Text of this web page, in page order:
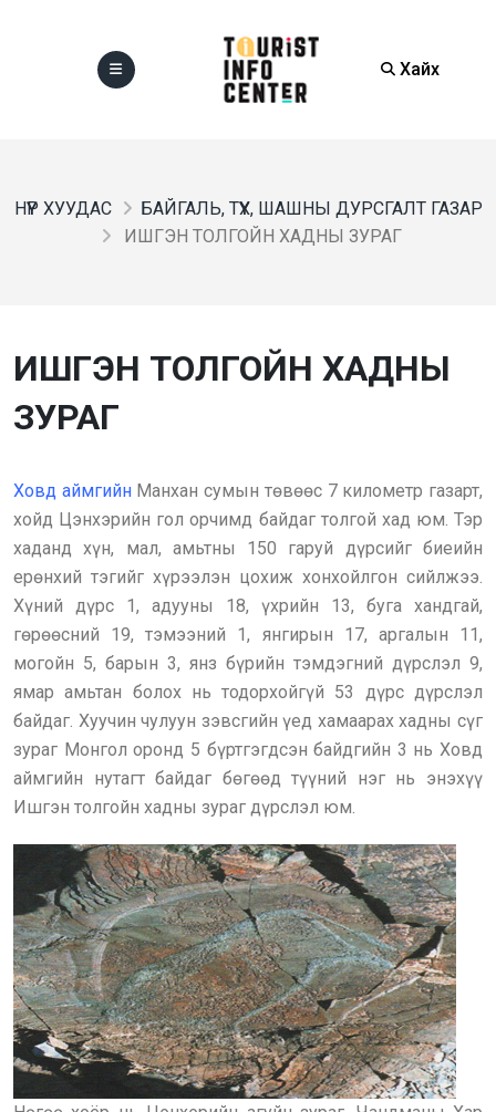
Хайх
НҮҮР ХУУДАС
БАЙГАЛЬ, ТҮҮХ, ШАШНЫ ДУРСГАЛТ ГАЗАР
ИШГЭН ТОЛГОЙН ХАДНЫ ЗУРАГ
ИШГЭН ТОЛГОЙН ХАДНЫ
ЗУРАГ
Ховд аймгийнМанхан сумын төвөөс 7 километр газарт,
хойд Цэнхэрийн гол орчимд байдаг толгой хад юм. Тэр
хаданд хүн, мал, амьтны 150 гаруй дүрсийг биеийн
ерөнхий тэгийг хүрээлэн цохиж хонхойлгон сийлжээ.
Хүний дүрс 1, адууны 18, үхрийн 13, буга хандгай,
гөрөөсний 19, тэмээний 1, янгирын 17, аргалын 11,
могойн 5, барын 3, янз бүрийн тэмдэгний дүрслэл 9,
ямар амьтан болох нь тодорхойгүй 53 дүрс дүрслэл
байдаг. Хуучин чулуун зэвсгийн үед хамаарах хадны сүг
зураг Монгол оронд 5 бүртгэгдсэн байдгийн 3 нь Ховд
аймгийн нутагт байдаг бөгөөд түүний нэг нь энэхүү
Ишгэн толгойн хадны зураг дүрслэл юм.